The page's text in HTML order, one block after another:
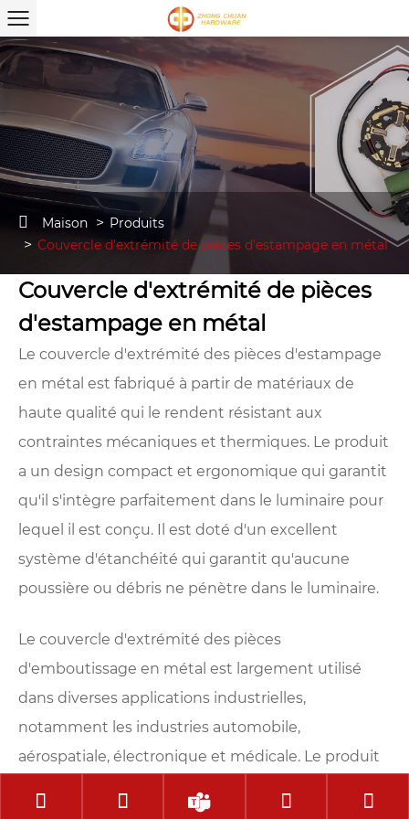
Maison
Produits
Couvercle d'extrémité de pièces d'estampage en métal
Couvercle d'extrémité de pièces
d'estampage en métal
Le couvercle d'extrémité des pièces d'estampage
en métal est fabriqué à partir de matériaux de
haute qualité qui le rendent résistant aux
contraintes mécaniques et thermiques. Le produit
a un design compact et ergonomique qui garantit
qu'il s'intègre parfaitement dans le luminaire pour
lequel il est conçu. Il est doté d'un excellent
système d'étanchéité qui garantit qu'aucune
poussière ou débris ne pénètre dans le luminaire.
Le couvercle d'extrémité des pièces
d'emboutissage en métal est largement utilisé
dans diverses applications industrielles,
notamment les industries automobile,
aérospatiale, électronique et médicale. Le produit
mécanismes d'étanchéité fiables, une durabilité
    